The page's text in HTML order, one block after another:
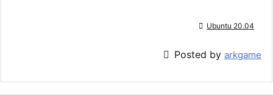
 Ubuntu 20.04
 Posted by arkgame